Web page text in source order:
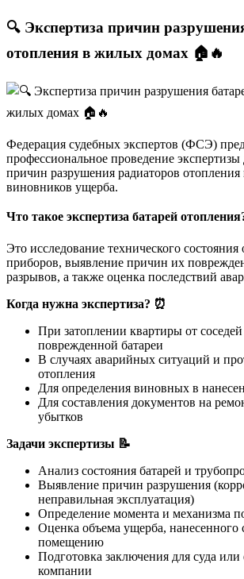
🔍 Экспертиза причин
отопления в жилых домах 🏠🔥
Федерация судебных экспертов (ФСЭ)
профессиональное проведение
причин разрушения радиаторов отопления
виновников ущерба.
Что такое экспертиза батарей
Это исследование технического
приборов, выявление причин их
разрывов, а также оценка последствий
Когда нужна экспертиза? ⏰
При затоплении квартиры от соседей
поврежденной батареи
В случаях аварийных ситуаций и
отопления
Для определения виновных в
Для составления документов на
убытков
Задачи экспертизы 📝
Анализ состояния батарей и
Выявление причин разрушения
неправильная эксплуатация)
Определение момента и механизма
Оценка объема ущерба, нанесенного
помещению
Подготовка заключения для суда или
компании